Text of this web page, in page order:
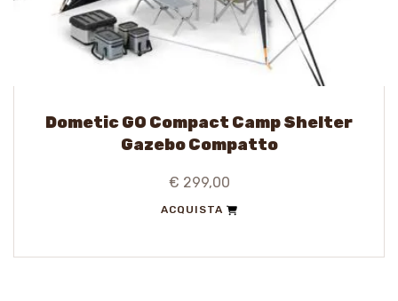
Dometic GO Compact Camp Shelter
Gazebo Compatto
€ 299,00
ACQUISTA